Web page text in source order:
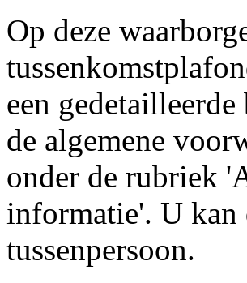
Op deze
een
de algemene
onder de rubriek
informatie'. U
tussenpersoon.